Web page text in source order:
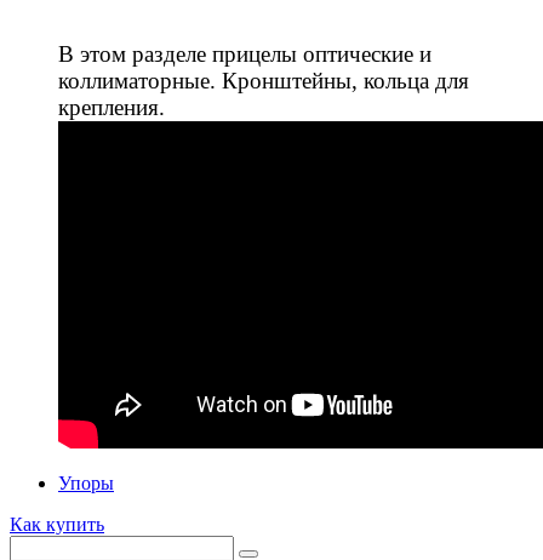
В этом разделе прицелы оптические и
коллиматорные. Кронштейны, кольца для
крепления.
Упоры
Как купить